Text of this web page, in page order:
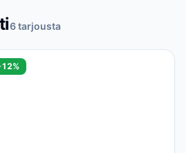
6 tarjousta